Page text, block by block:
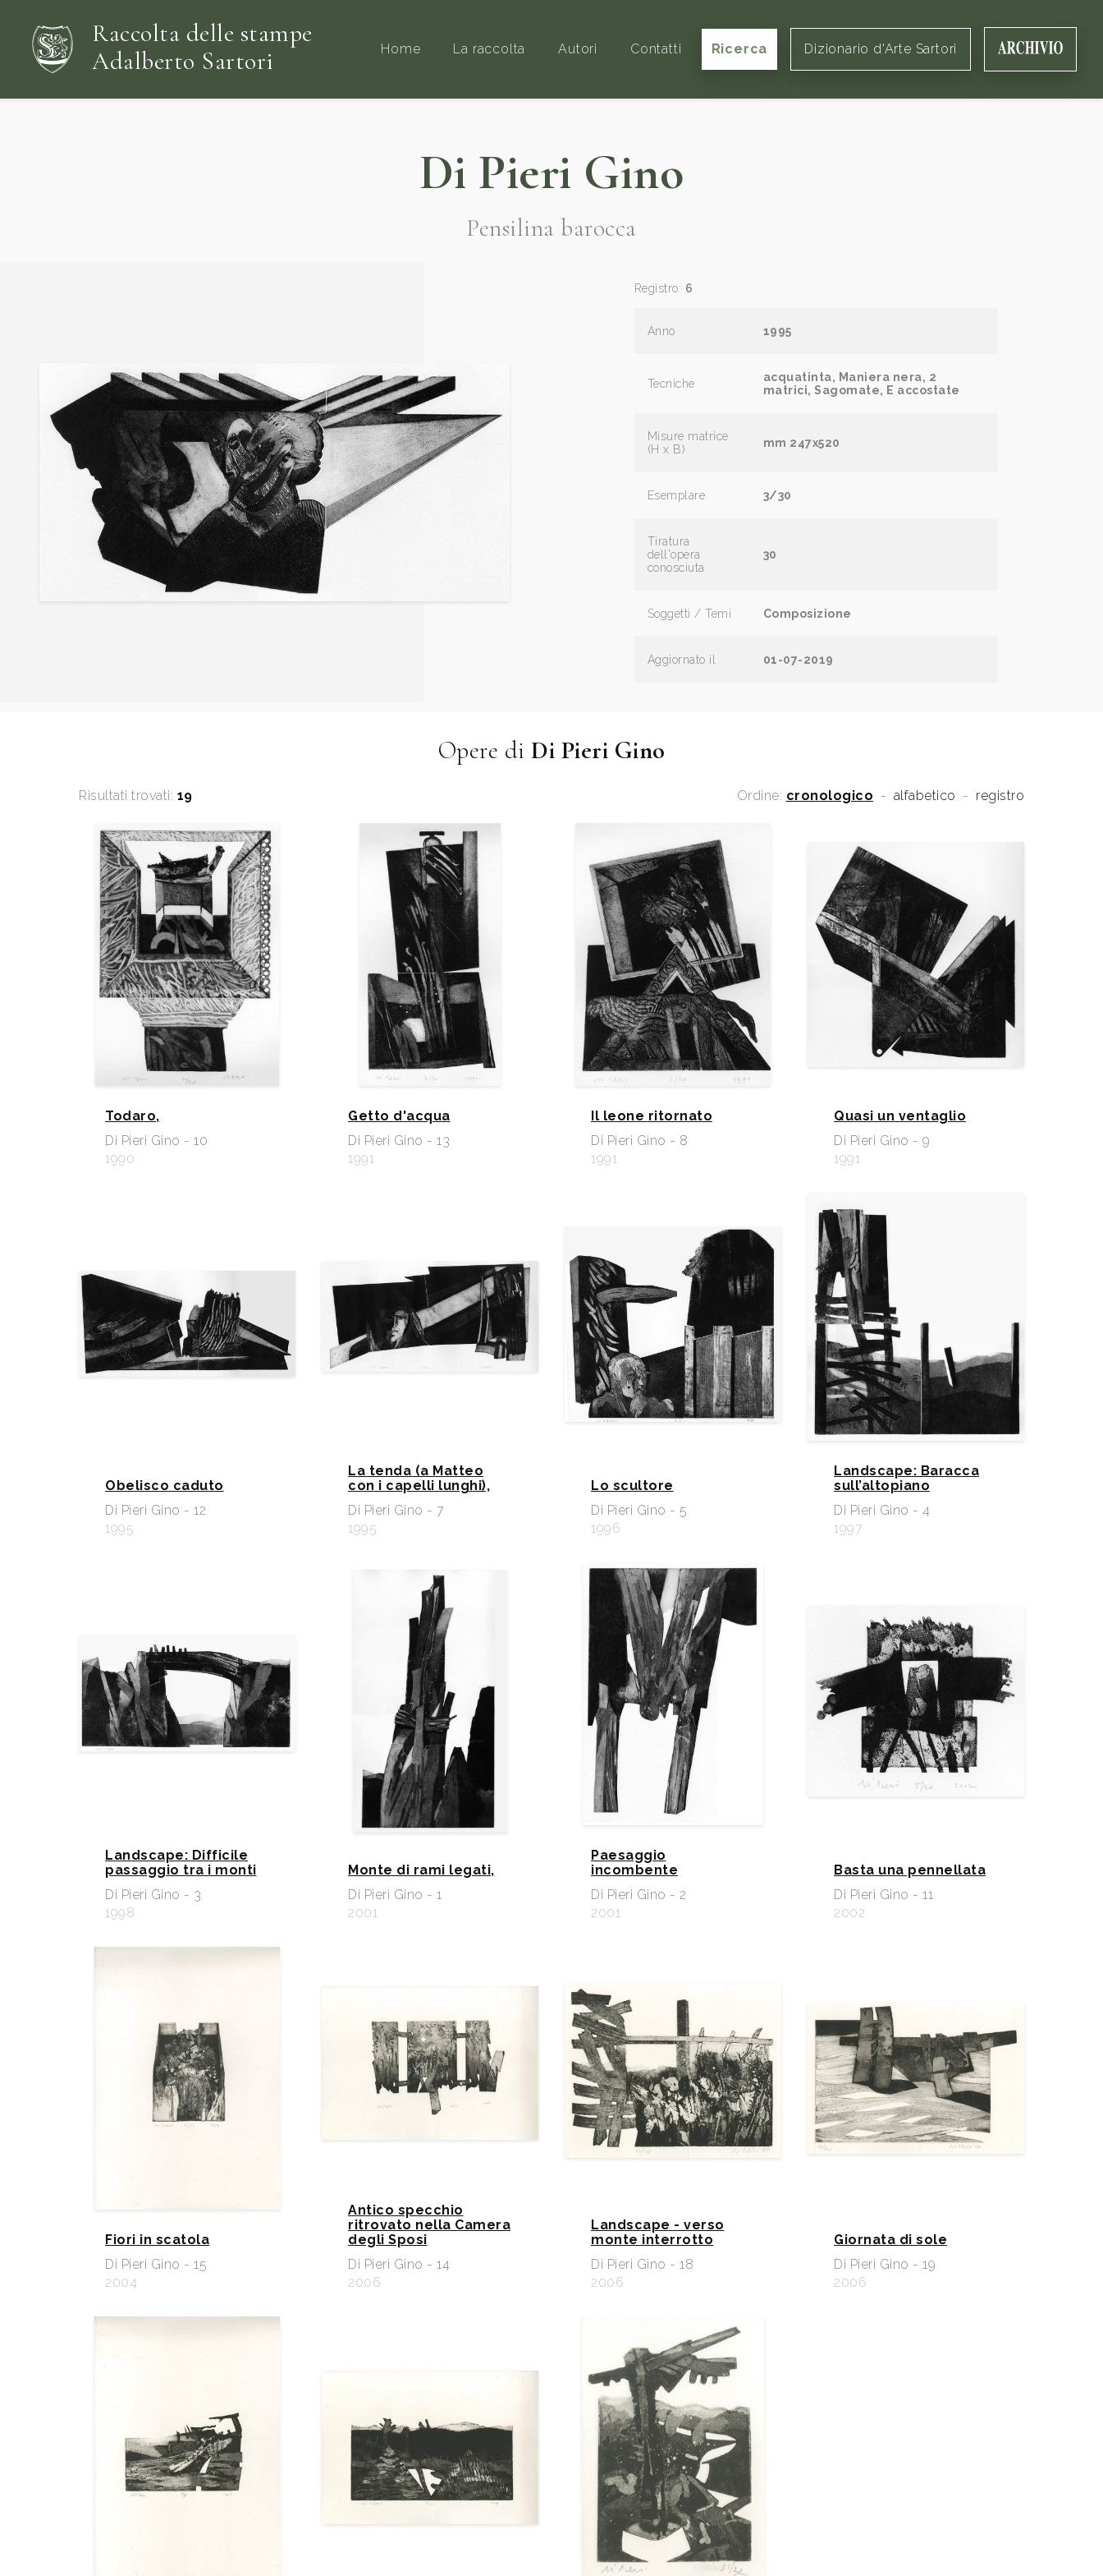
Raccolta delle stampe
Adalberto Sartori
Home La raccolta Autori Contatti Ricerca Dizionario d'Arte Sartori
Di Pieri Gino
Pensilina barocca
Registro: 6
Anno 1995
Tecniche
acquatinta, Maniera nera, 2
matrici, Sagomate, E accostate
Misure matrice
(H x B)
mm 247x520
Esemplare 3/30
Tiratura
dell'opera
conosciuta
30
Soggetti / Temi Composizione
Aggiornato il 01-07-2019
Opere di Di Pieri Gino
Risultati trovati: 19 Ordine: cronologico - alfabetico - registro
Todaro,
Di Pieri Gino - 10
1990
Getto d'acqua
Di Pieri Gino - 13
1991
Il leone ritornato
Di Pieri Gino - 8
1991
Quasi un ventaglio
Di Pieri Gino - 9
1991
Obelisco caduto
Di Pieri Gino - 12
1995
La tenda (a Matteo
con i capelli lunghi),
Di Pieri Gino - 7
1995
Lo scultore
Di Pieri Gino - 5
1996
Landscape: Baracca
sull’altopiano
Di Pieri Gino - 4
1997
Landscape: Difficile
passaggio tra i monti
Di Pieri Gino - 3
1998
Monte di rami legati,
Di Pieri Gino - 1
2001
Paesaggio
incombente
Di Pieri Gino - 2
2001
Basta una pennellata
Di Pieri Gino - 11
2002
Fiori in scatola
Di Pieri Gino - 15
2004
Antico specchio
ritrovato nella Camera
degli Sposi
Di Pieri Gino - 14
2006
Landscape - verso
monte interrotto
Di Pieri Gino - 18
2006
Giornata di sole
Di Pieri Gino - 19
2006